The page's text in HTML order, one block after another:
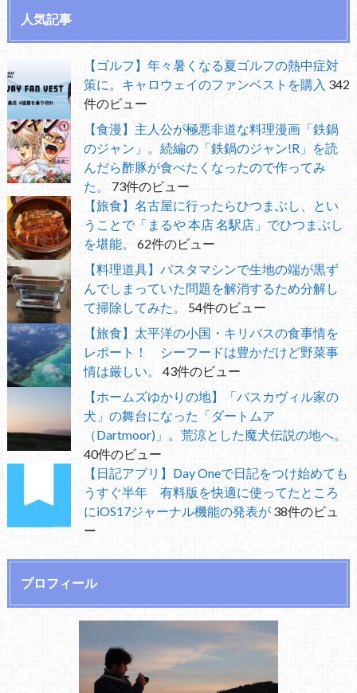
人気記事
【ゴルフ】年々暑くなる夏ゴルフの熱中症対
策に。キャロウェイのファンベストを購入 342
件のビュー
【食漫】主人公が極悪非道な料理漫画「鉄鍋
のジャン」。続編の「鉄鍋のジャン!R」を読
んだら酢豚が食べたくなったので作ってみ
た。
73件のビュー
【旅食】名古屋に行ったらひつまぶし、とい
うことで「まるや 本店 名駅店」でひつまぶし
を堪能。
62件のビュー
【料理道具】パスタマシンで生地の端が黒ず
んでしまっていた問題を解消するため分解し
て掃除してみた。
54件のビュー
【旅食】太平洋の小国・キリバスの食事情を
レポート！ シーフードは豊かだけど野菜事
情は厳しい。
43件のビュー
【ホームズゆかりの地】「バスカヴィル家の
犬」の舞台になった「ダートムア
（Dartmoor)」。荒涼とした魔犬伝説の地へ。
40件のビュー
【日記アプリ】Day Oneで日記をつけ始めても
うすぐ半年 有料版を快適に使ってたところ
にiOS17ジャーナル機能の発表が 38件のビュ
ー
プロフィール